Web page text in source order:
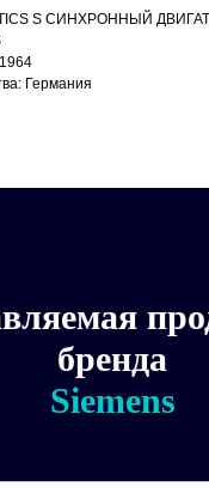
S СИНХРОННЫЙ
Германия
бренда
Siemens